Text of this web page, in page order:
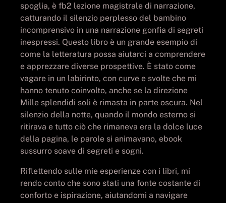
spoglia, è fb2 lezione magistrale di narrazione,
catturando il silenzio perplesso del bambino
incomprensivo in una narrazione gonfia di segreti
inespressi. Questo libro è un grande esempio di
come la letteratura possa aiutarci a comprendere
e apprezzare diverse prospettive. È stato come
vagare in un labirinto, con curve e svolte che mi
hanno tenuto coinvolto, anche se la direzione
Mille splendidi soli è rimasta in parte oscura. Nel
silenzio della notte, quando il mondo esterno si
ritirava e tutto ciò che rimaneva era la dolce luce
della pagina, le parole si animavano, ebook
sussurro soave di segreti e sogni.
Riflettendo sulle mie esperienze con i libri, mi
rendo conto che sono stati una fonte costante di
conforto e ispirazione, aiutandomi a navigare